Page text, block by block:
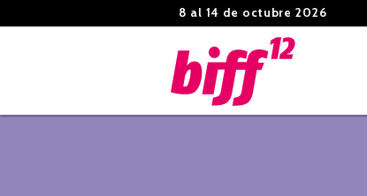
8 al 14 de octubre 2026